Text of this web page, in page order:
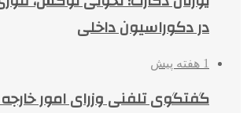
در دکوراسیون داخلی
1 هفته پیش
گفتگوی تلفنی وزرای امور خارجه